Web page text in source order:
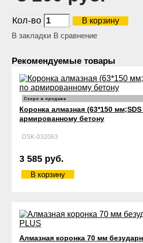
Кол-во
В корзину
В закладки В сравнение
Рекомендуемые товары
Скоро в продаже
Коронка алмазная (63*150
армированному бетону
DSK-032063
3 585 руб.
В корзину
Алмазная коронка 70 мм